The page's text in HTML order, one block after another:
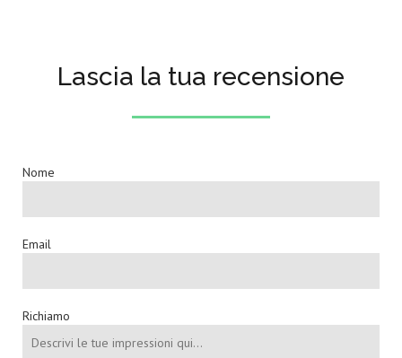
Lascia la tua recensione
Nome
Email
Richiamo